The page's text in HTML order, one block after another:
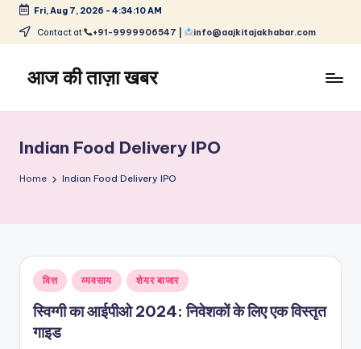
Skip
content
Fri, Aug 7, 2026 - 4:34:10 AM
Contact at +91-9999906547 | info@aajkitajakhabar.com
आज की ताज़ा खबर
ताज़ा
समाचार
–
और
विश्व
Indian Food Delivery IPO
Home Indian Food Delivery IPO
Posted
in
वित्त व्यवसाय शेयर बाजार
स्विग्गी का आईपीओ 2024: निवेशकों के लिए एक विस्तृत
गाइड